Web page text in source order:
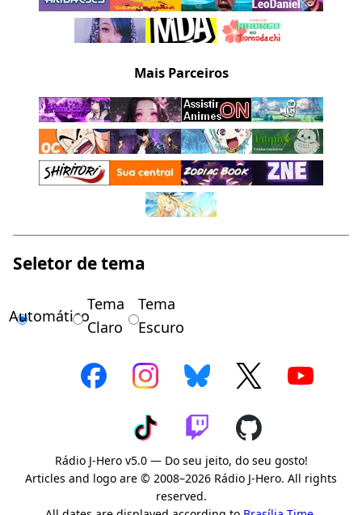
Mais Parceiros
Seletor de tema
Automático
Tema
Claro
Tema
Escuro
Rádio J-Hero v5.0 — Do seu jeito, do seu gosto!
Articles and logo are © 2008–2026 Rádio J-Hero. All rights
reserved.